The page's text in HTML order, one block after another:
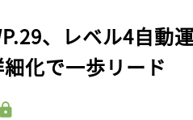
、レベル4自動
化で一歩リード